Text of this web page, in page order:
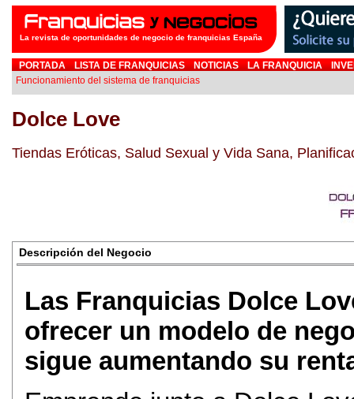
La revista de oportunidades de negocio de franquicias España
PORTADA LISTA DE FRANQUICIAS NOTICIAS LA FRANQUICIA
Funcionamiento del sistema de franquicias
Dolce Love
Tiendas Eróticas, Salud Sexual y Vida Sana,
Descripción del Negocio
Las Franquicias Dolce
ofrecer un modelo de
sigue aumentando su